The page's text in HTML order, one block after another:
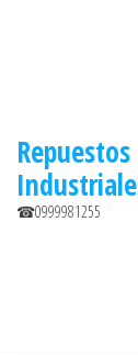
Repuestos
☎0999981255